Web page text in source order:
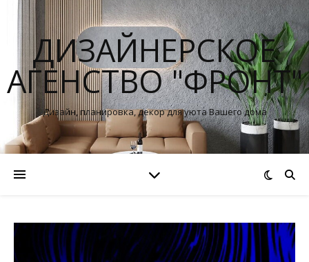
ДИЗАЙНЕРСКОЕ
АГЕНСТВО "ФРОНТ"
Дизайн, планировка, декор для уюта Вашего дома